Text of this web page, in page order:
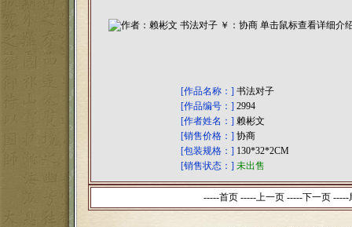
[作品名称：] 书法对子
[作品编号：] 2994
[作者姓名：] 赖彬文
[销售价格：] 协商
[包装规格：] 130*32*2CM
[销售状态：] 未出售
-----首页 -----上一页 -----下一页 -----